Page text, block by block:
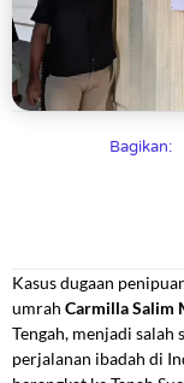
Bagikan:
Kasus dugaan
umrah Carmilla Salim
Tengah, menjadi
perjalanan ibadah di